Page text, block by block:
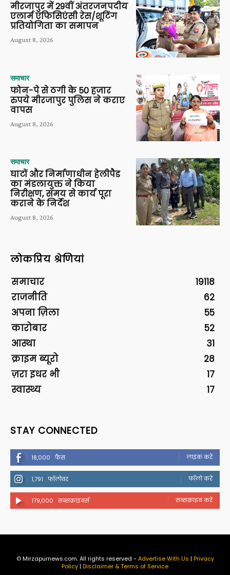
मीरजापुर में 29वीं अंतरजनपदीय
एलार्म एफिसिएंसी रेस/शूटिंग
प्रतियोगिता का समापन
August 8, 2026
समाचार
फोन-पे से ठगी के 50 हजार
रुपये मीरजापुर पुलिस ने कराए
वापस
August 8, 2026
समाचार
घाटों और निर्माणाधीन हेलीपैड
का मंडलायुक्त ने किया
निरीक्षण, समय से कार्य पूरा
कराने के निर्देश
August 8, 2026
लोकप्रिय श्रेणियां
समाचार
19118
राजनीति
62
अपना ज़िला
55
कारोबार
52
आस्था
31
क्राइम ब्यूरो
28
ज़रा इधर भी
17
स्वास्थ्य
17
STAY CONNECTED
18,000 फैंस लाइक करें
1,791 फॉलोवर फॉलो करें
179,000 सब्सक्राइबर्स सब्सक्राइब करें
© Mirzapurnews.com. All rights reserved - Advertise With Us | Privacy
Policy| Disclaimer & Terms of Service